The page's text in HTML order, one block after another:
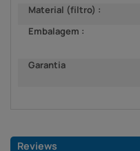
Material (filtro) :
Embalagem :
Garantia
Reviews